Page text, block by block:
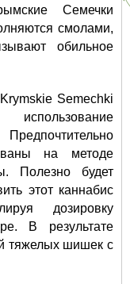
Семечки
смолами,
обильное
Semechki
на методе
Полезно будет
этот каннабис
дозировку
В результате
тяжелых шишек с